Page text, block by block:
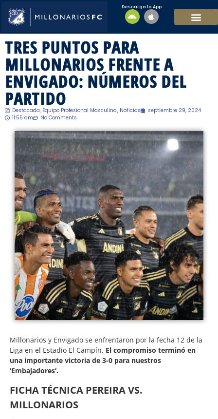
Descarga la App
TRES PUNTOS PARA
MILLONARIOS FRENTE A
ENVIGADO: NÚMEROS DEL
PARTIDO
Destacada, Equipo Profesional Masculino., Noticias
septiembre 29, 2024
11:55 am
No Comments
Millonarios y Envigado se enfrentaron por la fecha 12 de la
Liga en el Estadio El Campín. El compromiso terminó en
una importante victoria de 3-0 para nuestros
‘Embajadores’.
FICHA TÉCNICA PEREIRA VS.
MILLONARIOS